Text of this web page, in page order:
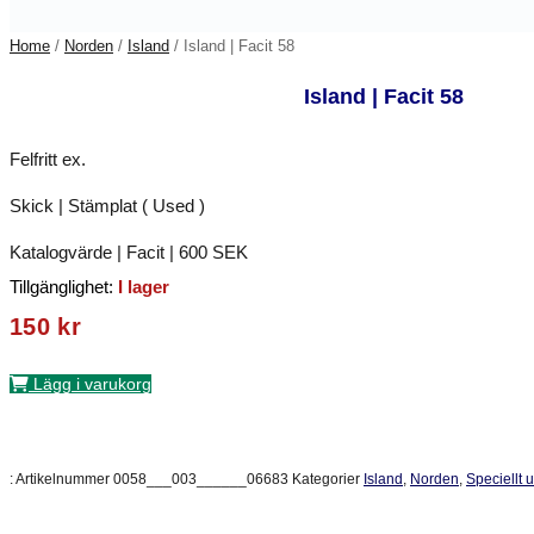
Home / Norden / Island / Island | Facit 58
Island | Facit 58
Felfritt ex.
Skick | Stämplat ( Used )
Katalogvärde | Facit | 600 SEK
Tillgänglighet: I lager
150 kr
Lägg i varukorg
:Artikelnummer 0058___003______06683 Kategorier Island, Norden, Speciellt